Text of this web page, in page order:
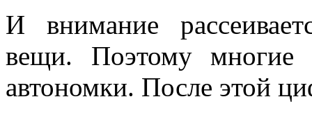
И внимание
вещи. Поэтому многие
автономки. После этой